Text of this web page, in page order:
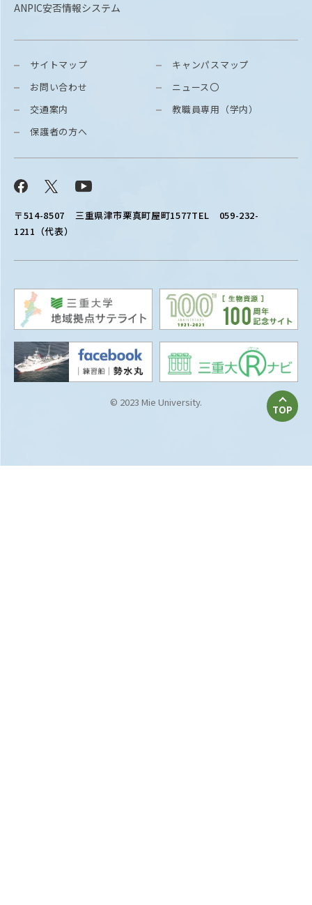
〒514-8507 三重県津市栗真町屋町1577TEL 059-232-
1211（代表）
サイトマップ
お問い合わせ
交通案内
保護者の方へ
Facebook
キャンパスマップ
ニュース〇
教職員専用（学内）
ANPIC安否情報システム
© 2023 Mie University.
TOP